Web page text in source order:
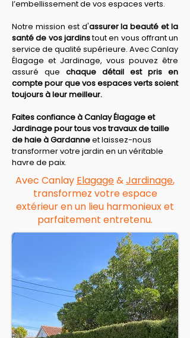
l’embellissement de vos espaces verts.
Notre mission est d'assurer la beauté et la
santé de vos jardins tout en vous offrant un
service de qualité supérieure. Avec Canlay
Élagage et Jardinage, vous pouvez être
assuré que chaque détail est pris en
compte pour que vos espaces verts soient
toujours à leur meilleur.
Faites confiance à Canlay Élagage et
Jardinage pour tous vos travaux de taille
de haie à Gardanne et laissez-nous
transformer votre jardin en un véritable
havre de paix.
Avec Canlay Elagage&Jardinage,
transformez votre espace
extérieur en un lieu harmonieux et
parfaitement entretenu.